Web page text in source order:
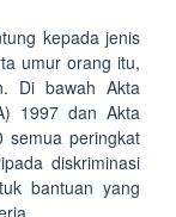
kepada jenis
umur orang itu,
Di bawah Akta
1997 dan Akta
semua peringkat
diskriminasi
bantuan yang